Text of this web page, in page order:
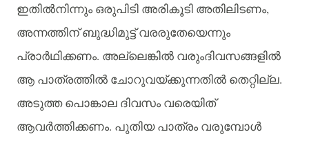
ഇതിൽനിന്നും ഒരുപിടി അരികൂടി അതിലിടണം,
അന്നത്തിന് ബുദ്ധിമുട്ട് വരരുതേയെന്നും
പ്രാർഥിക്കണം. അല്ലെങ്കിൽ വരുംദിവസങ്ങളിൽ
ആ പാത്രത്തിൽ ചോറുവയ്ക്കുന്നതിൽ തെറ്റില്ല.
അടുത്ത പൊങ്കാല ദിവസം വരെയിത്
ആവർത്തിക്കണം. പുതിയ പാത്രം വരുമ്പോൾ